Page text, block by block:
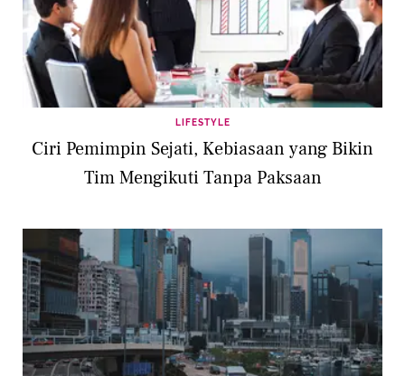
LIFESTYLE
Ciri Pemimpin Sejati, Kebiasaan yang Bikin
Tim Mengikuti Tanpa Paksaan